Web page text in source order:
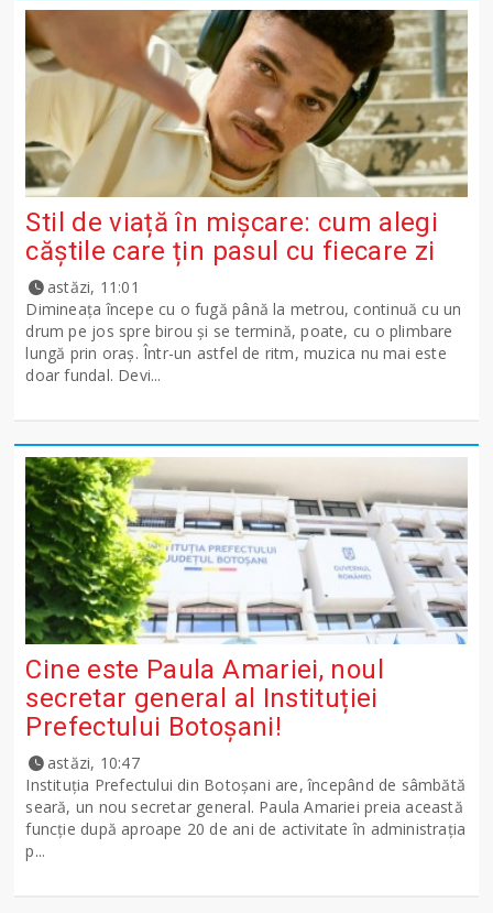
Stil de viață în mișcare: cum alegi
căștile care țin pasul cu fiecare zi
astăzi, 11:01
Dimineața începe cu o fugă până la metrou, continuă cu un
drum pe jos spre birou și se termină, poate, cu o plimbare
lungă prin oraș. Într-un astfel de ritm, muzica nu mai este
doar fundal. Devi...
Cine este Paula Amariei, noul
secretar general al Instituției
Prefectului Botoșani!
astăzi, 10:47
Instituția Prefectului din Botoșani are, începând de sâmbătă
seară, un nou secretar general. Paula Amariei preia această
funcție după aproape 20 de ani de activitate în administrația
p...